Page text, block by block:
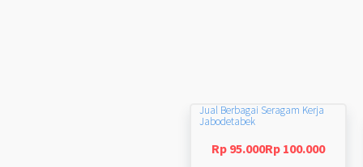
Jual Berbagai Seragam Kerja
Jabodetabek
Rp 95.000Rp 100.000